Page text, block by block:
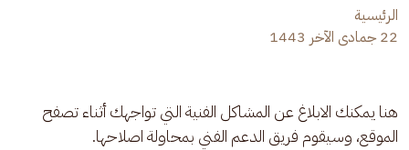
الرئيسية
22 جمادى الآخر 1443
هنا يمكنك الابلاغ عن المشاكل الفنية التي تواجهك أثناء تصفح
الموقع، وسيقوم فريق الدعم الفني بمحاولة اصلاحها.